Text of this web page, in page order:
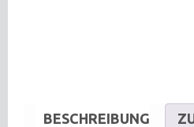
BESCHREIBUNG